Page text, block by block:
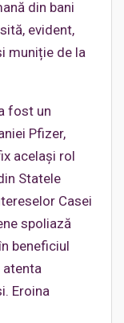
din bani
evident,
muniție de la
fost un
Pfizer,
același rol
Statele
Casei
spoliază
beneficiul
atenta
Eroina